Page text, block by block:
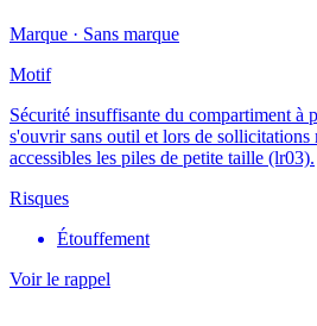
Marque · Sans marque
Motif
Sécurité insuffisante du compartiment à
s'ouvrir sans outil et lors de sollicitations
accessibles les piles de petite taille (lr03).
Risques
Étouffement
Voir le rappel